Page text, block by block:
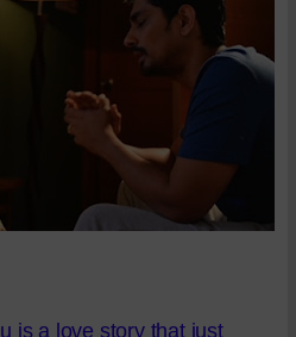
is a love story that just